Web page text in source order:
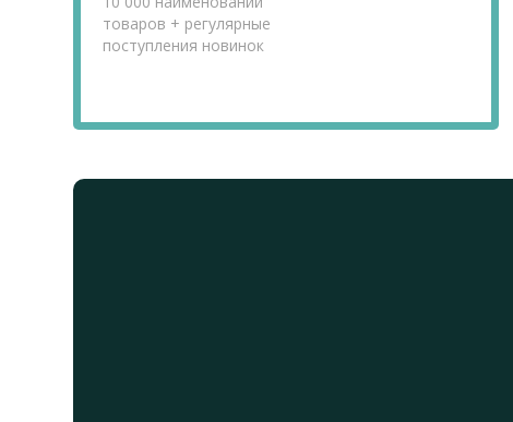
товаров + регулярные
поступления новинок